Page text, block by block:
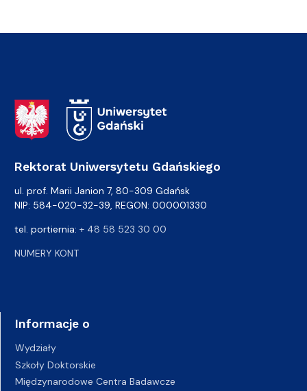
Adres Rektoratu
Rektorat Uniwersytetu Gdańskiego
ul. prof. Marii Janion 7, 80-309 Gdańsk
NIP: 584-020-32-39, REGON: 000001330
tel. portiernia: + 48 58 523 30 00
NUMERY KONT
Informacje o
Wydziały
Szkoły Doktorskie
Międzynarodowe Centra Badawcze